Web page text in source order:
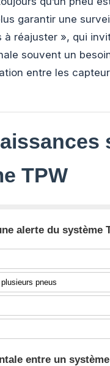
garantir une
à réajuster », qui
souvent un
entre les
TPW
alerte du système
pneus
entre un